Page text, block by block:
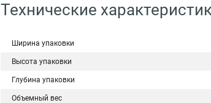
Технические
Ширина упаковки
Высота упаковки
Глубина упаковки
Объемный вес